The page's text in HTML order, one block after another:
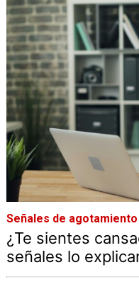
Señales de agotamiento
¿Te sientes
señales lo